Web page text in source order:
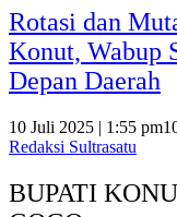
Rotasi dan
Konut, Wabup
Depan Daerah
10 Juli 2025 | 1:55 pm
Redaksi Sultrasatu
BUPATI